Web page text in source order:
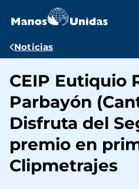
contenido
Ruta
navegación
Noticias
CEIP Eutiquio
Parbayón
Disfruta del
premio en
Clipmetrajes